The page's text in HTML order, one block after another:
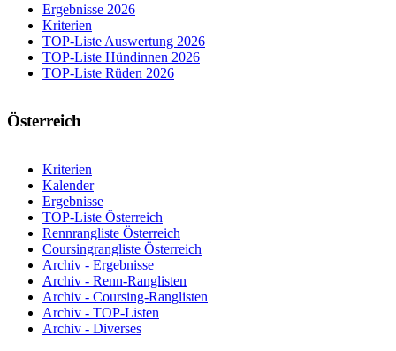
Ergebnisse 2026
Kriterien
TOP-Liste Auswertung 2026
TOP-Liste Hündinnen 2026
TOP-Liste Rüden 2026
Österreich
Kriterien
Kalender
Ergebnisse
TOP-Liste Österreich
Rennrangliste Österreich
Coursingrangliste Österreich
Archiv - Ergebnisse
Archiv - Renn-Ranglisten
Archiv - Coursing-Ranglisten
Archiv - TOP-Listen
Archiv - Diverses